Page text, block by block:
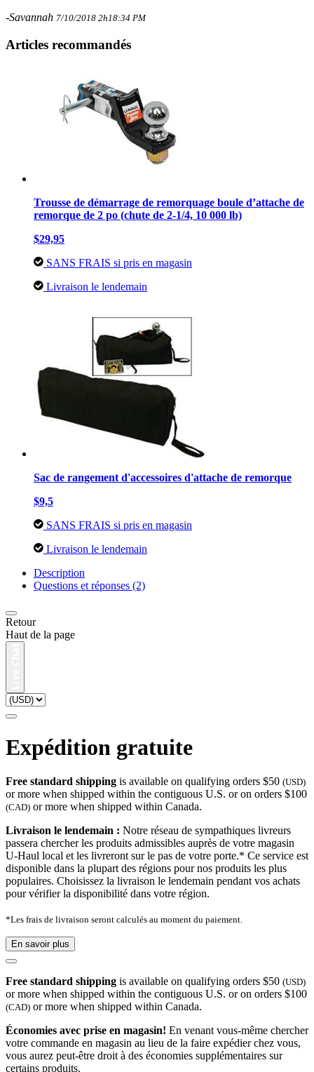
-Savannah 7/10/2018 2h18:34 PM
Articles recommandés
Trousse de démarrage de remorquage boule d’attache de
remorque de 2 po (chute de 2-1/4, 10 000 lb)
$29,95
SANS FRAIS si pris en magasin
Livraison le lendemain
Sac de rangement d'accessoires d'attache de remorque
$9,5
SANS FRAIS si pris en magasin
Livraison le lendemain
Description
Questions et réponses (2)
Retour
Haut de la page
Expédition gratuite
Free standard shipping is available on qualifying orders $50 (USD)
or more when shipped within the contiguous U.S. or on orders $100
(CAD) or more when shipped within Canada.
Livraison le lendemain : Notre réseau de sympathiques livreurs
passera chercher les produits admissibles auprès de votre magasin
U-Haul local et les livreront sur le pas de votre porte.* Ce service est
disponible dans la plupart des régions pour nos produits les plus
populaires. Choisissez la livraison le lendemain pendant vos achats
pour vérifier la disponibilité dans votre région.
*Les frais de livraison seront calculés au moment du paiement.
En savoir plus
Free standard shipping is available on qualifying orders $50 (USD)
or more when shipped within the contiguous U.S. or on orders $100
(CAD) or more when shipped within Canada.
Économies avec prise en magasin! En venant vous-même chercher
votre commande en magasin au lieu de la faire expédier chez vous,
vous aurez peut-être droit à des économies supplémentaires sur
certains produits.